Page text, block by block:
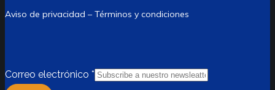
Aviso de privacidad – Términos y condiciones
Correo electrónico *